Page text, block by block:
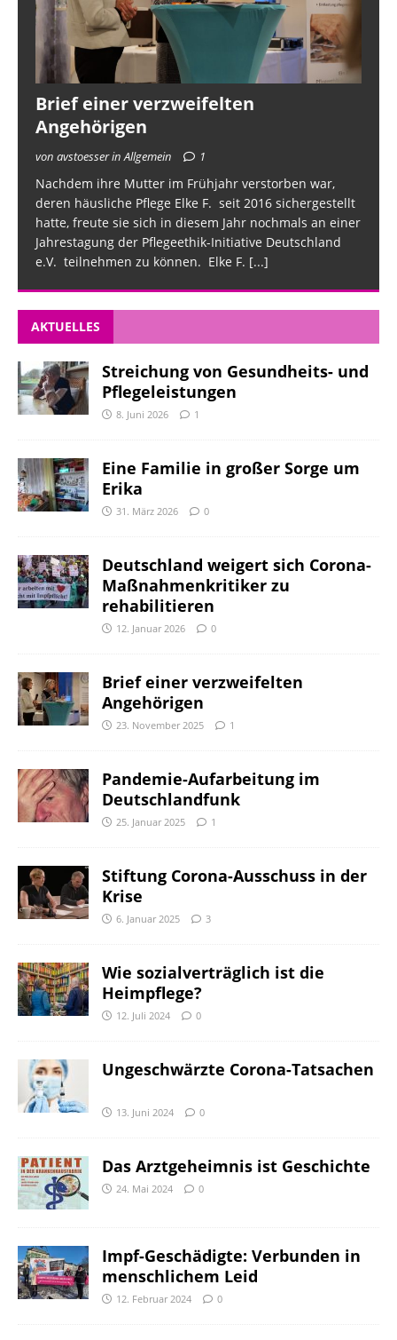
Brief einer verzweifelten
Angehörigen
von avstoesser in Allgemein 1
Nachdem ihre Mutter im Frühjahr verstorben war,
deren häusliche Pflege Elke F. seit 2016 sichergestellt
hatte, freute sie sich in diesem Jahr nochmals an einer
Jahrestagung der Pflegeethik-Initiative Deutschland
e.V. teilnehmen zu können. Elke F. [...]
AKTUELLES
Streichung von Gesundheits- und
Pflegeleistungen
8. Juni 2026 1
Eine Familie in großer Sorge um
Erika
31. März 2026 0
Deutschland weigert sich Corona-
Maßnahmenkritiker zu
rehabilitieren
12. Januar 2026 0
Brief einer verzweifelten
Angehörigen
23. November 2025 1
Pandemie-Aufarbeitung im
Deutschlandfunk
25. Januar 2025 1
Stiftung Corona-Ausschuss in der
Krise
6. Januar 2025 3
Wie sozialverträglich ist die
Heimpflege?
12. Juli 2024 0
Ungeschwärzte Corona-Tatsachen
13. Juni 2024 0
Das Arztgeheimnis ist Geschichte
24. Mai 2024 0
Impf-Geschädigte: Verbunden in
menschlichem Leid
12. Februar 2024 0